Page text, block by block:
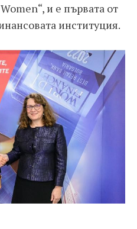
и е първата от
институция.